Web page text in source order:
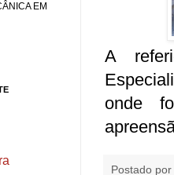
A
onde
Postado por
EM